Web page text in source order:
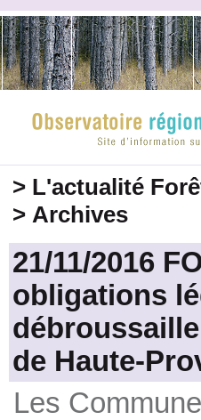
> L'actualité
> Archives
21/11/2016
obligations
de Haute-
Les